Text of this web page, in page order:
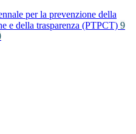
per la prevenzione della
e della trasparenza (PTPCT) 9